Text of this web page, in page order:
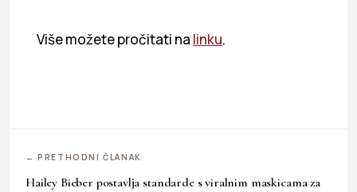
Više možete pročitati na linku.
← PRETHODNI ČLANAK
Hailey Bieber postavlja standarde s viralnim maskicama za